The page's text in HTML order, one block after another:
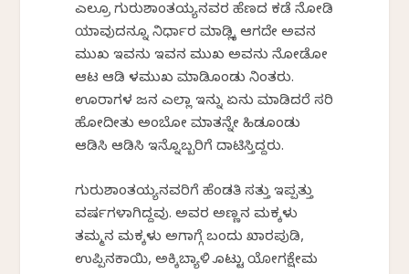
ಎಲ್ರೂ ಗುರುಶಾಂತಯ್ಯನವರ ಹೆಣದ ಕಡೆ ನೋಡಿ
ಯಾವುದನ್ನೂ ನಿರ್ಧಾರ ಮಾಡ್ಲಿಕ್ಕೆ ಆಗದೇ ಅವನ
ಮುಖ ಇವನು ಇವನ ಮುಖ ಅವನು ನೋಡೋ
ಆಟ ಆಡಿ ಕೆಳಮುಖ ಮಾಡಿಕೊಂಡು ನಿಂತರು.
ಊರಾಗಳ ಜನ ಎಲ್ಲಾ ಇನ್ನು ಏನು ಮಾಡಿದರೆ ಸರಿ
ಹೋದೀತು ಅಂಬೋ ಮಾತನ್ನೇ ಹಿಡಕೊಂಡು
ಆಡಿಸಿ ಆಡಿಸಿ ಇನ್ನೊಬ್ಬರಿಗೆ ದಾಟಿಸ್ತಿದ್ದರು.
ಗುರುಶಾಂತಯ್ಯನವರಿಗೆ ಹೆಂಡತಿ ಸತ್ತು ಇಪ್ಪತ್ತು
ವರ್ಷಗಳಾಗಿದ್ದವು. ಅವರ ಅಣ್ಣನ ಮಕ್ಕಳು
ತಮ್ಮನ ಮಕ್ಕಳು ಅಗಾಗ್ಗೆ ಬಂದು ಖಾರಪುಡಿ,
ಉಪ್ಪಿನಕಾಯಿ, ಅಕ್ಕಿಬ್ಯಾಳಿ ಕೊಟ್ಟು ಯೋಗಕ್ಷೇಮ